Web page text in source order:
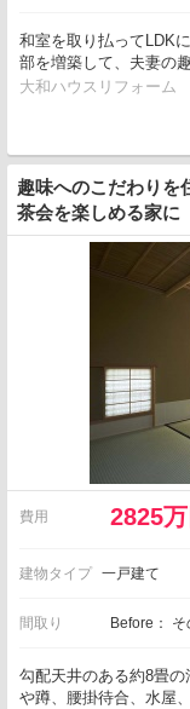
和室を取り払ってLDK
部を増築して、夫妻の
大和ハウスリフォーム
趣味へのこだわりを
茶会を楽しめる家に
費用 2825万
建物タイプ 一戸建て
間取り Before：
勾配天井のある約8畳
や蹲、腰掛待合、水屋